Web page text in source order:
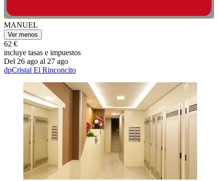
MANUEL
Ver menos
62 €
incluye tasas e impuestos
Del 26 ago al 27 ago
dpCristal El Rinconcito